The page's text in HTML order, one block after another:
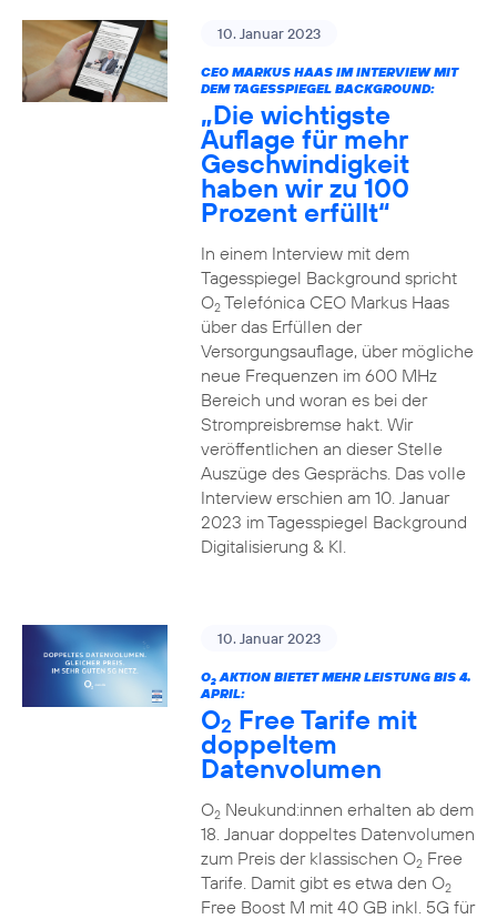
10. Januar 2023
CEO MARKUS HAAS IM INTERVIEW MIT
DEM TAGESSPIEGEL BACKGROUND:
„Die wichtigste
Auflage für mehr
Geschwindigkeit
haben wir zu 100
Prozent erfüllt“
In einem Interview mit dem
Tagesspiegel Background spricht
O2Telefónica CEO Markus Haas
über das Erfüllen der
Versorgungsauflage, über mögliche
neue Frequenzen im 600 MHz
Bereich und woran es bei der
Strompreisbremse hakt. Wir
veröffentlichen an dieser Stelle
Auszüge des Gesprächs. Das volle
Interview erschien am 10. Januar
2023 im Tagesspiegel Background
Digitalisierung & KI.
10. Januar 2023
O2AKTION BIETET MEHR LEISTUNG BIS 4.
APRIL:
O2 Free Tarife mit
doppeltem
Datenvolumen
O2Neukund:innen erhalten ab dem
18. Januar doppeltes Datenvolumen
zum Preis der klassischen O2Free
Tarife. Damit gibt es etwa den O2
Free Boost M mit 40 GB inkl. 5G für